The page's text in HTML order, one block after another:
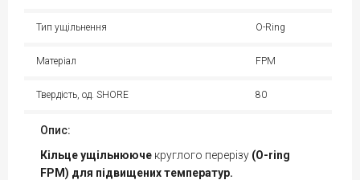
Тип ущільнення O-Ring
Матеріал FPM
Твердість, од. SHORE 80
Опис:
Кільцеущільнююче круглого перерізу (O-ring
FPM) для підвищених температур.